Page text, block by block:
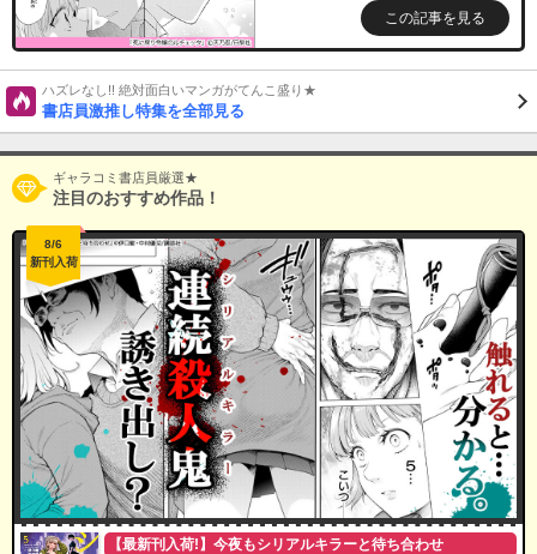
この記事を見る
ハズレなし!! 絶対面白いマンガがてんこ盛り★
書店員激推し特集を全部見る
ギャラコミ書店員厳選★
注目のおすすめ作品！
8/6
新刊入荷
【最新刊入荷!】今夜もシリアルキラーと待ち合わせ